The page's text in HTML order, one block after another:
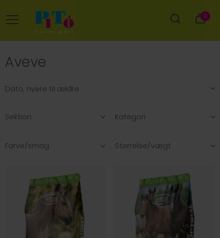
0
Aveve
Sektion Kategori
Farve/smag Størrelse/vægt